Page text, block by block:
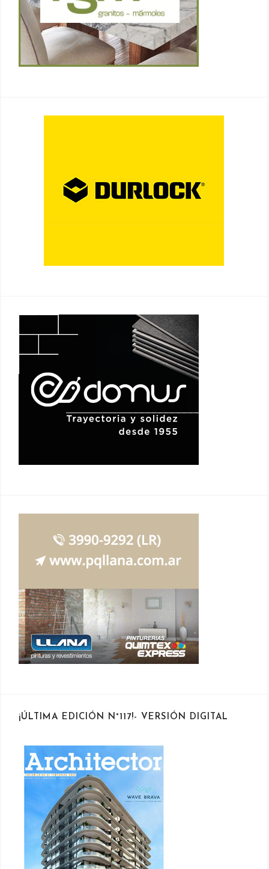
¡ÚLTIMA EDICIÓN N°117!- VERSIÓN DIGITAL